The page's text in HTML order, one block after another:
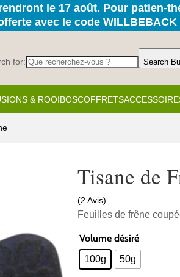
le 17 août. Pour patien-
avec le code WILLBEBACK
for: Search
& ROOIBOSCOFFRETS
Tisane de
(2 Avis)
Feuilles de frêne
Volume désiré
100g 50g